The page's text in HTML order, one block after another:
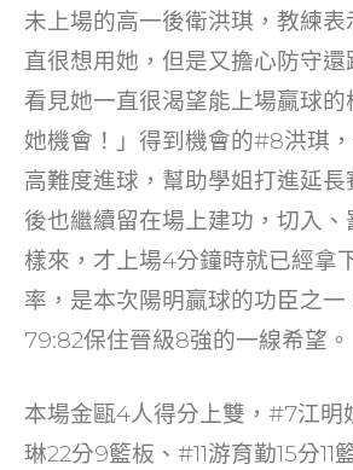
未上場的高一後衛洪琪，教練
直很想用她，但是又擔心防守
看見她一直很渴望能上場贏球
她機會！」得到機會的#8洪琪
高難度進球，幫助學姐打進延
後也繼續留在場上建功，切入、
樣來，才上場4分鐘時就已經拿
率，是本次陽明贏球的功臣之一
79:82保住晉級8強的一線希望。
本場金甌4人得分上雙，#7江
琳22分9籃板、#11游育勤15分11